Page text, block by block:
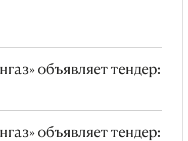
объявляет тендер:
объявляет тендер: